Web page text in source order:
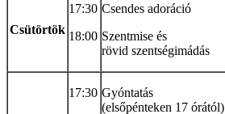
Csütörtök
17:30
18:00
Csendes adoráció
Szentmise és
rövid szentségimádás
17:30 Gyóntatás
(elsőpénteken 17 órától)